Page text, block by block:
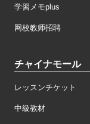
学習メモplus
网校教师招聘
チャイナモール
レッスンチケット
中級教材